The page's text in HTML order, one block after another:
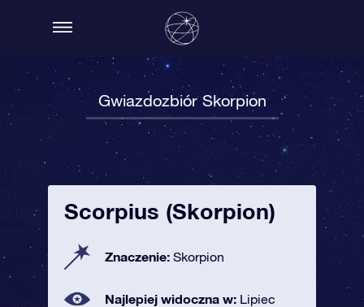
Gwiazdozbiór Skorpion
Scorpius (Skorpion)
Znaczenie: Skorpion
Najlepiej widoczna w: Lipiec